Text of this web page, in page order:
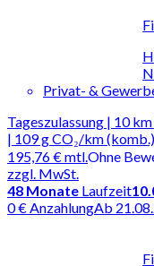
Privat- &
Tageszulassung | 10
| 109 g CO₂/km
195,76 €mtl.
zzgl. MwSt.
Ohne
48 Monate Laufzeit
0 € AnzahlungAb